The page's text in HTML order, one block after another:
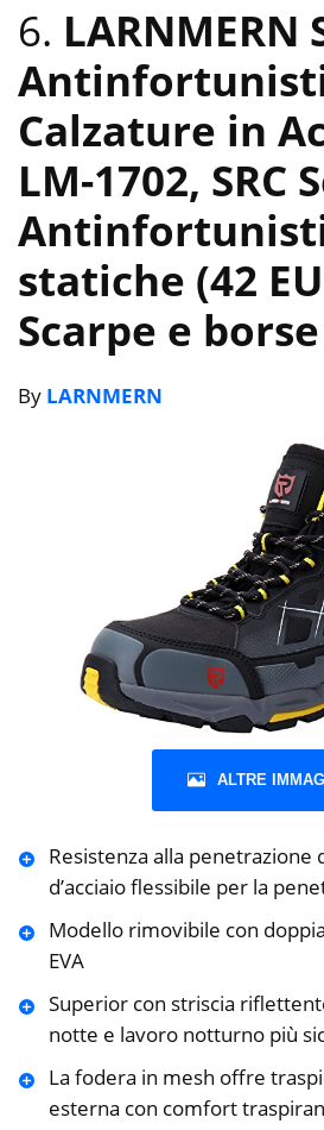
6. LARNMERN
Calzature in
LM-1702, SRC
statiche (42
Scarpe e borse
By LARNMERN
ALTRE
Resistenza alla penetrazione
d’acciaio flessibile per la
Modello rimovibile con
EVA
Superior con striscia
notte e lavoro notturno più
La fodera in mesh offre
esterna con comfort